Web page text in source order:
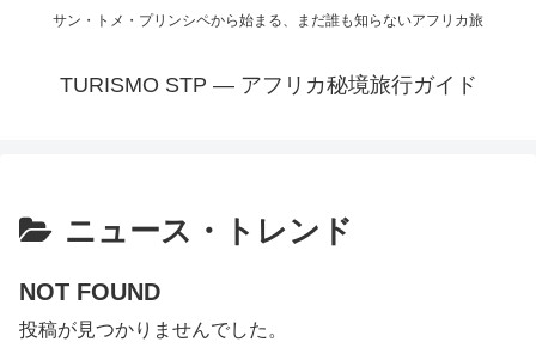
サン・トメ・プリンシペから始まる、まだ誰も知らないアフリカ旅
TURISMO STP — アフリカ秘境旅行ガイド
ニュース・トレンド
NOT FOUND
投稿が見つかりませんでした。